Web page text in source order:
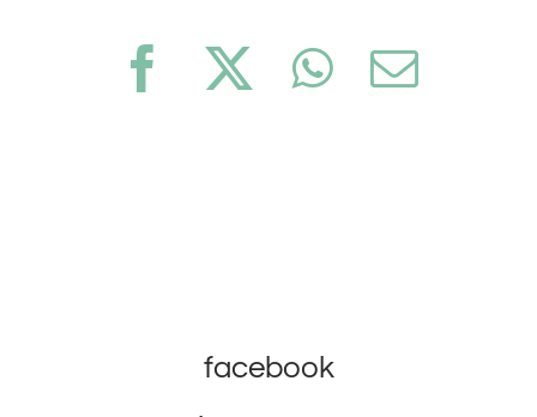
Facebook
X WhatsApp
Email
facebook